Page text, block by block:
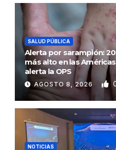
SALUD PÚBLICA
Alerta por sarampión:
más alto en las
alerta la OPS
AGOSTO 8, 2026
NOTICIAS